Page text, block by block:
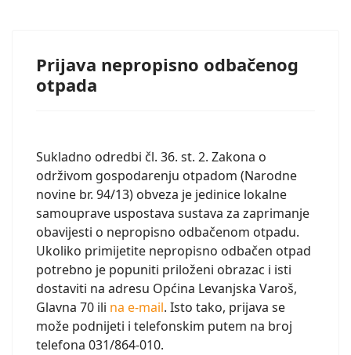
Prijava nepropisno odbačenog
otpada
Sukladno odredbi čl. 36. st. 2. Zakona o
održivom gospodarenju otpadom (Narodne
novine br. 94/13) obveza je jedinice lokalne
samouprave uspostava sustava za zaprimanje
obavijesti o nepropisno odbačenom otpadu.
Ukoliko primijetite nepropisno odbačen otpad
potrebno je popuniti priloženi obrazac i isti
dostaviti na adresu Općina Levanjska Varoš,
Glavna 70 ili na e-mail. Isto tako, prijava se
može podnijeti i telefonskim putem na broj
telefona 031/864-010.